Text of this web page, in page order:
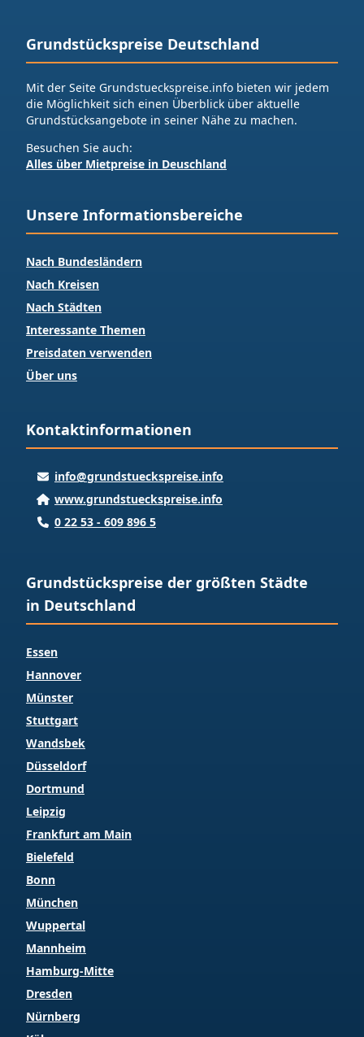
Grundstückspreise Deutschland
Mit der Seite Grundstueckspreise.info bieten wir jedem
die Möglichkeit sich einen Überblick über aktuelle
Grundstücksangebote in seiner Nähe zu machen.
Besuchen Sie auch:
Alles über Mietpreise in Deuschland
Unsere Informationsbereiche
Nach Bundesländern
Nach Kreisen
Nach Städten
Interessante Themen
Preisdaten verwenden
Über uns
Kontaktinformationen
info@grundstueckspreise.info
www.grundstueckspreise.info
0 22 53 - 609 896 5
Grundstückspreise der größten Städte
in Deutschland
Essen
Hannover
Münster
Stuttgart
Wandsbek
Düsseldorf
Dortmund
Leipzig
Frankfurt am Main
Bielefeld
Bonn
München
Wuppertal
Mannheim
Hamburg-Mitte
Dresden
Nürnberg